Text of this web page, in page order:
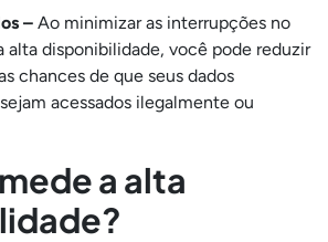
– Ao minimizar as interrupções no
alta disponibilidade, você pode reduzir
chances de que seus dados
acessados ilegalmente ou
a alta